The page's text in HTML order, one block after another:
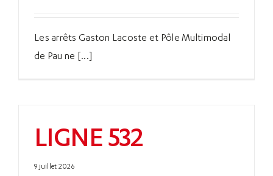
Les arrêts Gaston Lacoste et Pôle Multimodal
de Pau ne [...]
LIGNE 532
9 juillet 2026